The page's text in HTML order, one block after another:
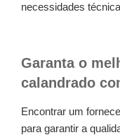
necessidades
Garanta o
calandrado
Encontrar um
para garantir a